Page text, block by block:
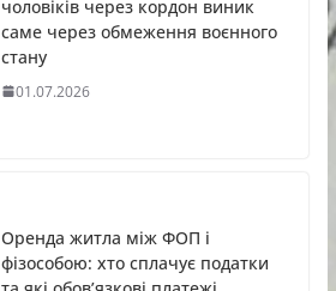
чоловіків через кордон виник
саме через обмеження воєнного
стану
01.07.2026
Оренда житла між ФОП і
фізособою: хто сплачує податки